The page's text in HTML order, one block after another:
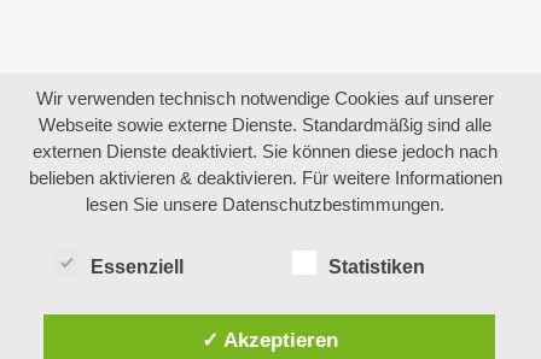
Wir verwenden technisch notwendige Cookies auf unserer
Webseite sowie externe Dienste. Standardmäßig sind alle
externen Dienste deaktiviert. Sie können diese jedoch nach
belieben aktivieren & deaktivieren. Für weitere Informationen
lesen Sie unsere Datenschutzbestimmungen.
Essenziell Statistiken
✓ Akzeptieren